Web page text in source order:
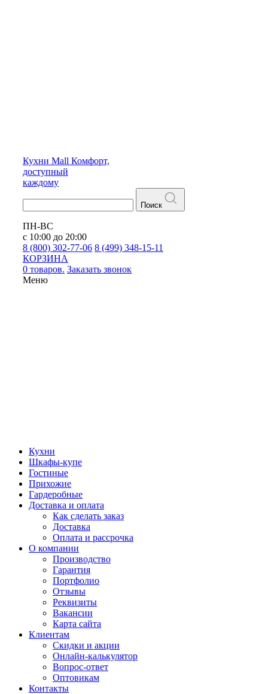
Кухни Mall Комфорт,
доступный
каждому
Поиск
ПН-ВС
с 10:00 до 20:00
8 (800) 302-77-06 8 (499) 348-15-11
КОРЗИНА
0 товаров. Заказать звонок
Меню
Кухни
Шкафы-купе
Гостиные
Прихожие
Гардеробные
Доставка и оплата
Как сделать заказ
Доставка
Оплата и рассрочка
О компании
Производство
Гарантия
Портфолио
Отзывы
Реквизиты
Вакансии
Карта сайта
Клиентам
Скидки и акции
Онлайн-калькулятор
Вопрос-ответ
Оптовикам
Контакты